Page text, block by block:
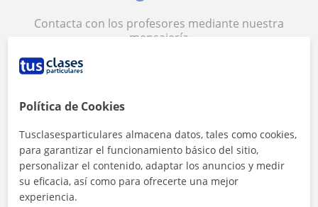
Contacta con los profesores mediante nuestra
mensajería
15 €/h
Es el precio medio de las clases de Economía y
Política de Cookies
Tusclasesparticulares almacena datos, tales como cookies,
para garantizar el funcionamiento básico del sitio,
personalizar el contenido, adaptar los anuncios y medir
su eficacia, así como para ofrecerte una mejor
experiencia.